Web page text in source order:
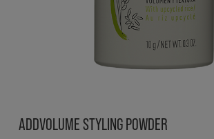
ADDVOLUME STYLING POWDER